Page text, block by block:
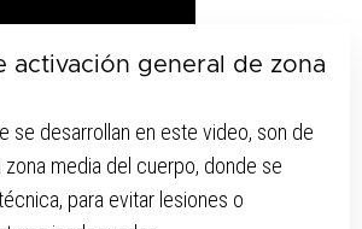
activación general de zona
se desarrollan en este video, son de
zona media del cuerpo, donde se
para evitar lesiones o